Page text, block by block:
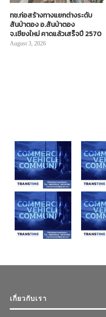
ทช.ก่อสร้างทางแยกต่างระดับ
สันป่าตอง อ.สันป่าตอง
จ.เชียงใหม่ คาดแล้วเสร็จปี 2570
August 3, 2026
เกี่ยวกับเรา